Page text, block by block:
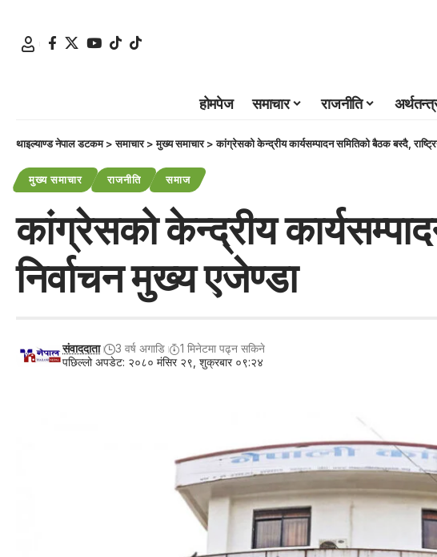
होमपेज समाचार राजनीति
थाइल्याण्ड नेपाल डटकम>समाचार>मुख्य समाचार>कांग्रेसको केन्द्रीय कार्यसम्पादन समितिको बैठक बस्दै,
मुख्य समाचार राजनीति समाज
कांग्रेसको केन्द्रीय
निर्वाचन मुख्य एजेण्डा
पछिल्लो अपडेट: २०८० मंसिर २९, शुक्रबार ०९:२४
संवाददाता 3 वर्ष अगाडि 1 मिनेटमा पढ्न सकिने